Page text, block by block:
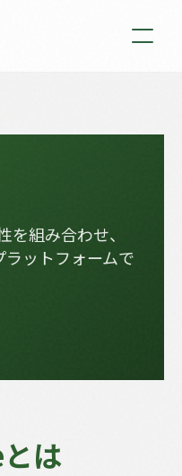
組み合わせ、
ットフォームで
は